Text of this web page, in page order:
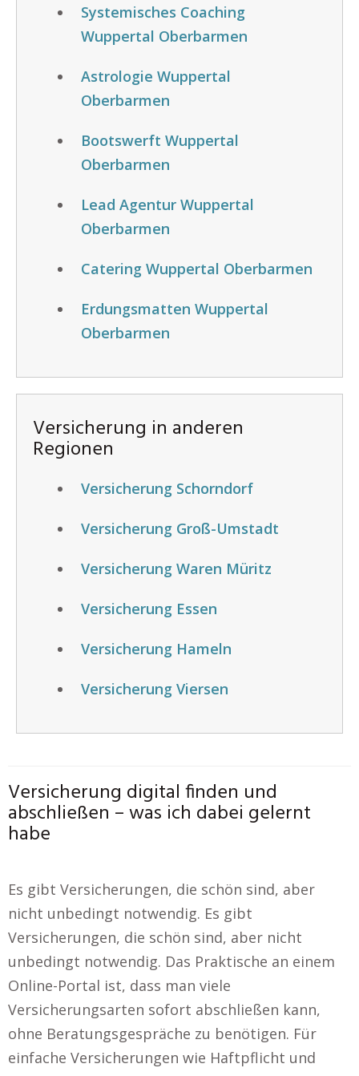
Systemisches Coaching
Wuppertal Oberbarmen
Astrologie Wuppertal
Oberbarmen
Bootswerft Wuppertal
Oberbarmen
Lead Agentur Wuppertal
Oberbarmen
Catering Wuppertal Oberbarmen
Erdungsmatten Wuppertal
Oberbarmen
Versicherung in anderen
Regionen
Versicherung Schorndorf
Versicherung Groß-Umstadt
Versicherung Waren Müritz
Versicherung Essen
Versicherung Hameln
Versicherung Viersen
Versicherung digital finden und
abschließen – was ich dabei gelernt
habe
Es gibt Versicherungen, die schön sind, aber
nicht unbedingt notwendig. Es gibt
Versicherungen, die schön sind, aber nicht
unbedingt notwendig. Das Praktische an einem
Online-Portal ist, dass man viele
Versicherungsarten sofort abschließen kann,
ohne Beratungsgespräche zu benötigen. Für
einfache Versicherungen wie Haftpflicht und